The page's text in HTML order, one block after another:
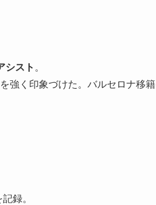
シスト 。
強く印象づけた。バルセロナ移籍
記録。